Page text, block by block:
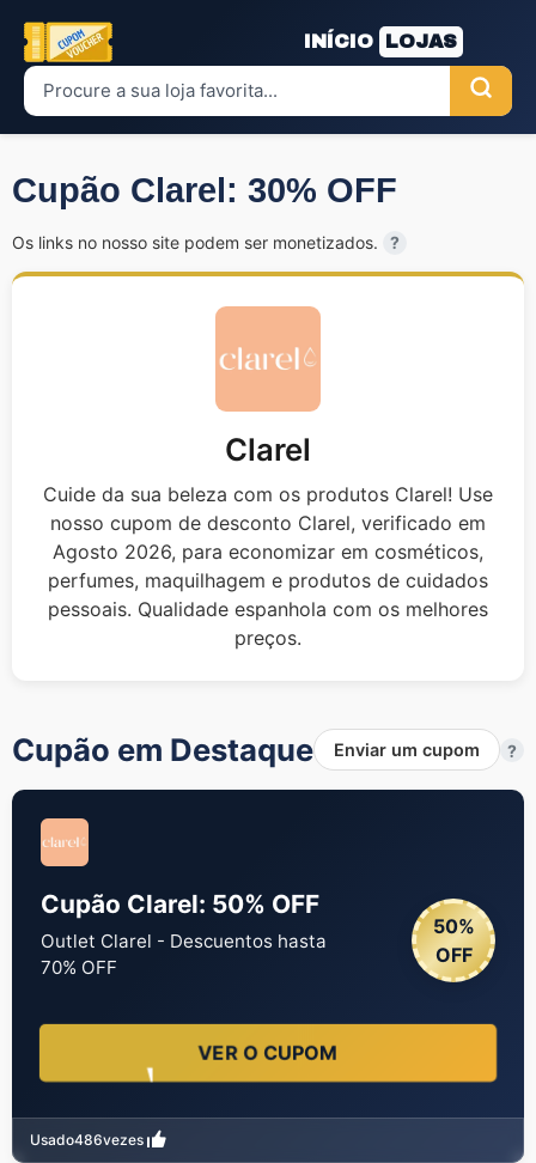
INÍCIO LOJAS
Cupão Clarel: 30% OFF
Os links no nosso site podem ser monetizados. ?
Clarel
Cuide da sua beleza com os produtos Clarel! Use
nosso cupom de desconto Clarel, verificado em
Agosto 2026, para economizar em cosméticos,
perfumes, maquilhagem e produtos de cuidados
pessoais. Qualidade espanhola com os melhores
preços.
Cupão em Destaque Enviar um cupom ?
Cupão Clarel: 50% OFF
Outlet Clarel - Descuentos hasta
70% OFF
50%
OFF
VER O CUPOM
Usado486vezes